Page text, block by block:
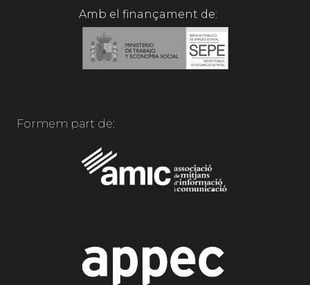
Amb el finançament de:
Formem part de: